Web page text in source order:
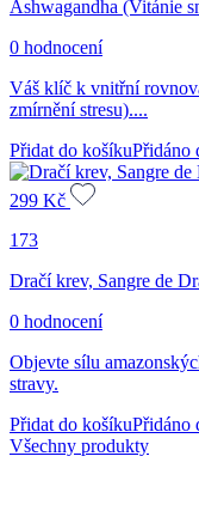
Ashwagandha (Vitánie
0 hodnocení
Váš klíč k vnitřní
zmírnění stresu)....
Přidat do košíkuPřidáno
299 Kč
173
Dračí krev, Sangre de
0 hodnocení
Objevte sílu
stravy.
Přidat do košíkuPřidáno
Všechny produkty